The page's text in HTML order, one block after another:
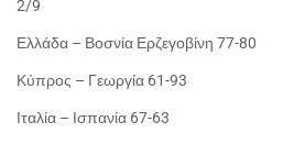
2/9
Ελλάδα – Βοσνία Ερζεγοβίνη 77-80
Κύπρος – Γεωργία 61-93
Ιταλία – Ισπανία 67-63